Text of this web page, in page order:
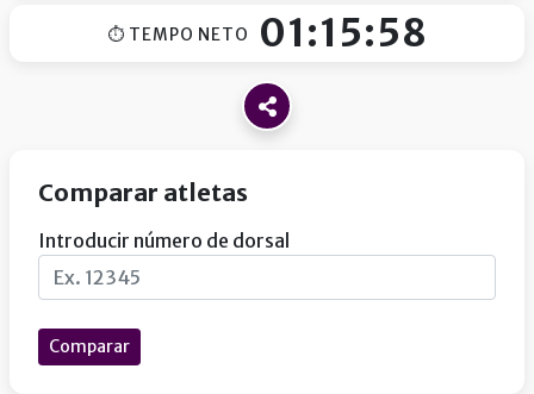
⏱ TEMPO NETO 01:15:58
Comparar atletas
Introducir número de dorsal
Comparar